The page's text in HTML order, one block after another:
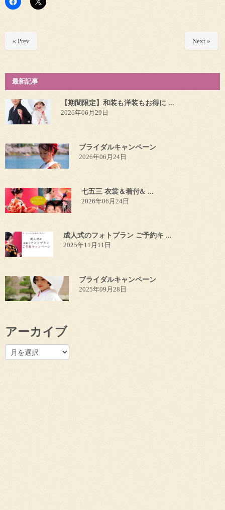
« Prev Next »
最新記事
【期間限定】和装も洋装もお得に ...
2026年06月29日
ブライダルキャンペーン
2026年06月24日
七五三 衣裳＆着付& ...
2026年06月24日
成人式のフォトプラン ご予約キ ...
2025年11月11日
ブライダルキャンペーン
2025年09月28日
アーカイブ